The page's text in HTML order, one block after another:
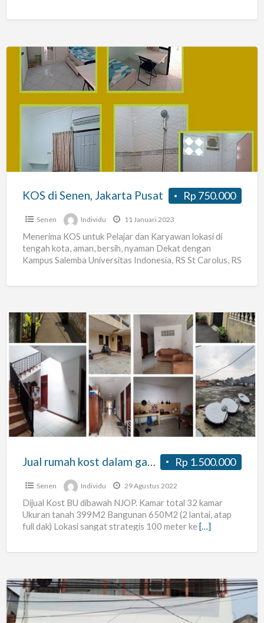
KOS
Senen,
Rp 750.000
KOS di Senen, Jakarta Pusat
Senen Individu 11 Januari 2023
Menerima KOS untuk Pelajar dan Karyawan lokasi di
tengah kota, aman, bersih, nyaman Dekat dengan
Kampus Salemba Universitas Indonesia, RS St Carolus, RS
Jual
rumah
kost
dalam
gang
Kwitang
Rp 1.500.000
Jual rumah kost dalam gang Kwitang
Senen Individu 29 Agustus 2022
Dijual Kost BU dibawah NJOP. Kamar total 32 kamar
Ukuran tanah 399M2 Bangunan 650M2 (2 lantai, atap
full dak) Lokasi sangat strategis 100 meter ke […]
KOS